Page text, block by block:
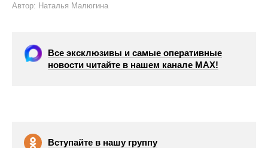
Автор: Наталья Малюгина
Все эксклюзивы и самые оперативные
новости читайте в нашем канале МАХ!
Вступайте в нашу группу